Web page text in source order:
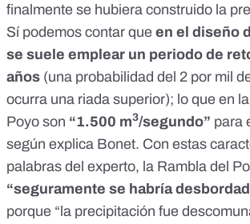
finalmente se hubiera construido la
Sí podemos contar que en el diseño
se suele emplear un periodo de
años (una probabilidad del 2 por mil
ocurra una riada superior); lo que en
Poyo son “1.500 m3/segundo” para
según explica Bonet. Con estas
palabras del experto, la Rambla del
“seguramente se habría
porque “la precipitación fue